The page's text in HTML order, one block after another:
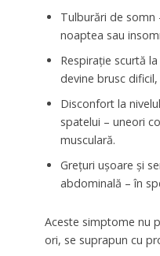
Tulburări de somn
noaptea sau
Respirație scurtă
devine brusc
Disconfort la
spatelui – uneori
musculară.
Grețuri ușoare și
abdominală – în
Aceste simptome nu
ori, se suprapun cu